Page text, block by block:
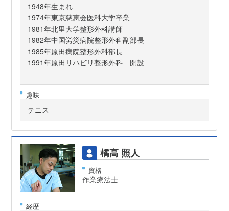
1948年生まれ
1974年東京慈恵会医科大学卒業
1981年北里大学整形外科講師
1982年中国労災病院整形外科副部長
1985年原田病院整形外科部長
1991年原田リハビリ整形外科 開設
趣味
テニス
橘高 照人
資格
作業療法士
経歴